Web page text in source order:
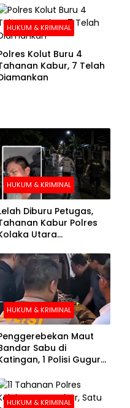
HUKUM & KRIMINAL
Kolut Buru 4
Kabur, 7 Telah
HUKUM & KRIMINAL
Diburu Petugas,
Kabur Polres
Utara
HUKUM & KRIMINAL
Maut
Sabu di
1 Polisi Gugur
HUKUM & KRIMINAL